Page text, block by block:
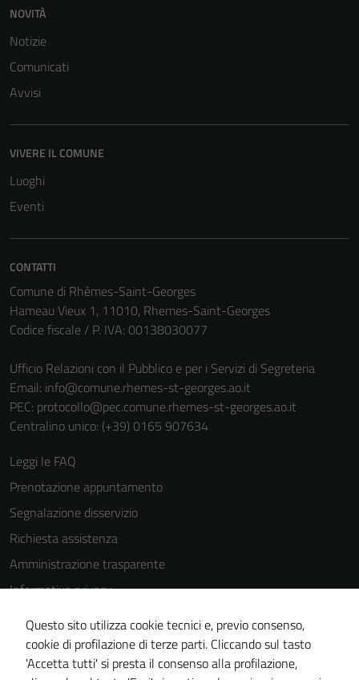
NOVITÀ
Notizie
Comunicati
Avvisi
VIVERE IL COMUNE
Luoghi
Eventi
CONTATTI
Comune di Rhêmes-Saint-Georges
Hameau Vieux 1, 11010, Rhemes-Saint-Georges
Codice fiscale / P. IVA: 00138030077
Ufficio Relazioni con il Pubblico e per i Servizi di Segreteria
Email: info@comune.rhemes-st-georges.ao.it
PEC: protocollo@pec.comune.rhemes-st-georges.ao.it
Centralino unico: (+39) 0165 907634
Leggi le FAQ
Prenotazione appuntamento
Segnalazione disservizio
Richiesta assistenza
Amministrazione trasparente
Informativa privacy
Cookie Policy
Note legali
Dichiarazione di accessibilità
Questo sito utilizza cookie tecnici e, previo consenso,
cookie di profilazione di terze parti. Cliccando sul tasto
'Accetta tutti' si presta il consenso alla profilazione,
personali.